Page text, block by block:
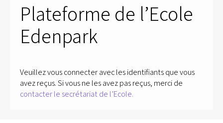
Plateforme de l’Ecole
Edenpark
Veuillez vous connecter avec les identifiants que vous
avez reçus. Si vous ne les avez pas reçus, merci de
contacter le secrétariat de l’Ecole.